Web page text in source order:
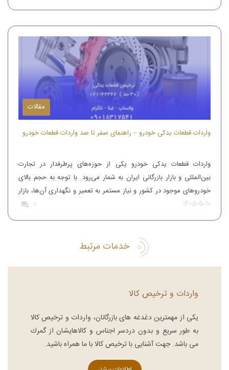
یک را وارد کنند. واردات و […]
مقالات
واردات قطعات یدکی خودرو – راهنمای صفر تا صد واردات قطعات خودرو
واردات قطعات یدکی خودرو یکی از حوزه‌های پرطرفدار در تجارت
بین‌المللی و بازار بازرگانی ایران به شمار می‌رود. با توجه به حجم بالای
خودروهای موجود در کشور و نیاز مستمر به تعمیر و نگهداری آن‌ها، بازار
قطعات یدکی همواره از تقاضای قابل‌توجهی برخوردار بوده است. افرادی
که قصد واردات قطعات یدکی خودرو را دارند، باید […]
1405-5-10
0
خدمات مرتبط
واردات و ترخیص کالا
یكی از مهمترین دغدغه های بازرگانان، واردات و ترخیص کالا
به طور سریع و بدون دردسر اجناس و كالاهایشان از گمرك
می باشد. جهت آشنایی با ترخیص کالا با ما همراه باشید.